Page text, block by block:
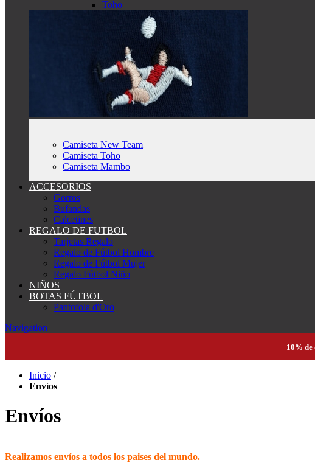
Toho
Camiseta New Team
Camiseta Toho
Camiseta Mambo
ACCESORIOS
Gorros
Bufandas
Calcetines
REGALO DE FUTBOL
Tarjetas Regalo
Regalo de Fútbol Hombre
Regalo de Fútbol Mujer
Regalo Fútbol Niño
NIÑOS
BOTAS FÚTBOL
Pantofola d'Oro
Navigation
10% de
Inicio /
Envíos
Envíos
Realizamos envíos a todos los paises del mundo.